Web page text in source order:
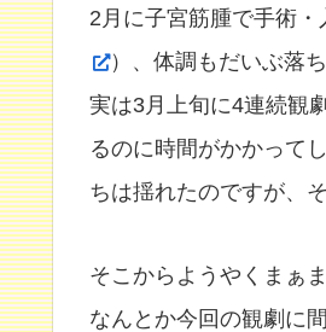
2月に子宮筋腫で手術
）、体調もだいぶ落
実は3月上旬に4連続観
るのに時間がかかって
ちは揺れたのですが、
そこからようやくまぁ
なんとか今回の観劇に